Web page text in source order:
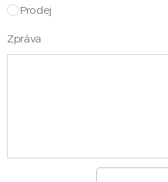
Prodej
Zpráva